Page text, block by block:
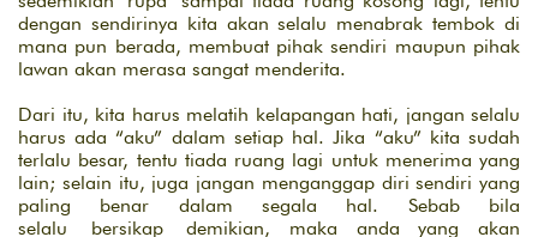
dengan sendirinya kita akan selalu menabrak tembok di
mana pun berada, membuat pihak sendiri maupun pihak
lawan akan merasa sangat menderita.
Dari itu, kita harus melatih kelapangan hati, jangan selalu
harus ada “aku” dalam setiap hal. Jika “aku” kita sudah
terlalu besar, tentu tiada ruang lagi untuk menerima yang
lain; selain itu, juga jangan menganggap diri sendiri yang
paling benar dalam segala hal. Sebab bila
selalu bersikap demikian,
maka anda yang akan